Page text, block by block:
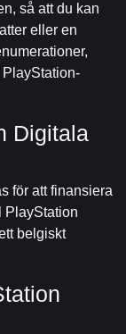
så att du kan
eller en
Digitala
för att finansiera
PlayStation
belgiskt